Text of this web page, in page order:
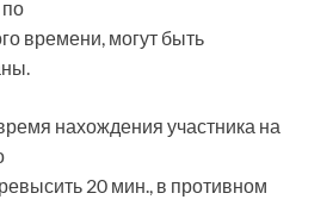
времени, могут быть
нахождения участника на
20 мин., в противном